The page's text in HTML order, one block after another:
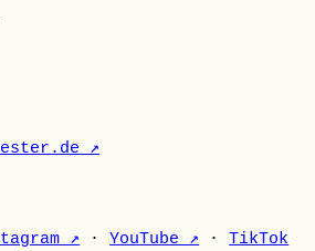
↗
↗ ·YouTube ↗ ·TikTok